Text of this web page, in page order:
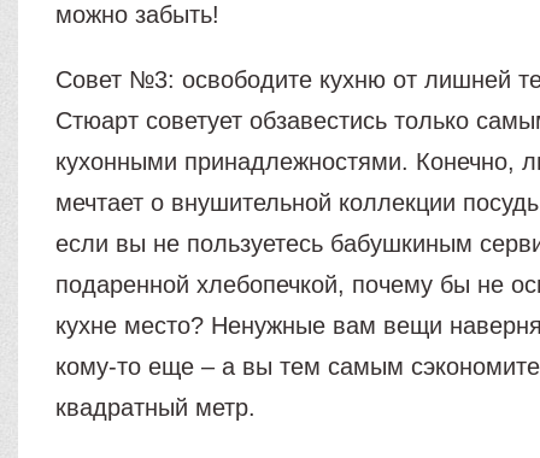
можно забыть!
Совет №3: освободите кухню от лишней
Стюарт советует обзавестись только
кухонными принадлежностями. Конечно,
мечтает о внушительной коллекции
если вы не пользуетесь бабушкиным
подаренной хлебопечкой, почему бы не
кухне место? Ненужные вам вещи
кому-то еще – а вы тем самым
квадратный метр.